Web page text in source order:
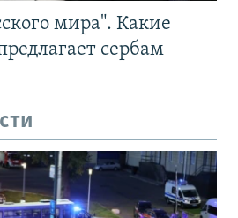
мира". Какие
сербам